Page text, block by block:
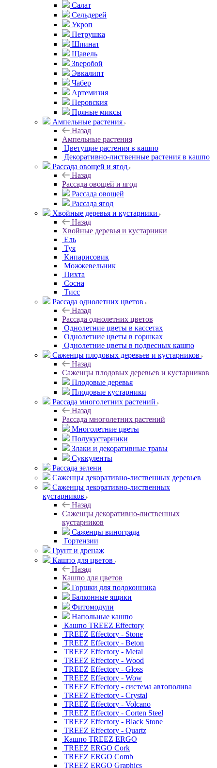
Салат
Сельдерей
Укроп
Петрушка
Шпинат
Щавель
Зверобой
Эвкалипт
Чабер
Артемизия
Перовския
Пряные миксы
Ампельные растения
Назад
Ампельные растения
Цветущие растения в кашпо
Декоративно-лиственные растения в кашпо
Рассада овощей и ягод
Назад
Рассада овощей и ягод
Рассада овощей
Рассада ягод
Хвойные деревья и кустарники
Назад
Хвойные деревья и кустарники
Ель
Туя
Кипарисовик
Можжевельник
Пихта
Сосна
Тисc
Рассада однолетних цветов
Назад
Рассада однолетних цветов
Однолетние цветы в кассетах
Однолетние цветы в горшках
Однолетние цветы в подвесных кашпо
Саженцы плодовых деревьев и кустарников
Назад
Саженцы плодовых деревьев и кустарников
Плодовые деревья
Плодовые кустарники
Рассада многолетних растений
Назад
Рассада многолетних растений
Многолетние цветы
Полукустарники
Злаки и декоративные травы
Суккуленты
Рассада зелени
Саженцы декоративно-лиственных деревьев
Саженцы декоративно-лиственных
кустарников
Назад
Саженцы декоративно-лиственных
кустарников
Саженцы винограда
Гортензии
Грунт и дренаж
Кашпо для цветов
Назад
Кашпо для цветов
Горшки для подоконника
Балконные ящики
Фитомодули
Напольные кашпо
Кашпо TREEZ Effectory
TREEZ Effectory - Stone
TREEZ Effectory - Beton
TREEZ Effectory - Metal
TREEZ Effectory - Wood
TREEZ Effectory - Gloss
TREEZ Effectory - Wow
TREEZ Effectory - система автополива
TREEZ Effectory - Crystal
TREEZ Effectory - Volcano
TREEZ Effectory - Corten Steel
TREEZ Effectory - Black Stone
TREEZ Effectory - Quartz
Кашпо TREEZ ERGO
TREEZ ERGO Cork
TREEZ ERGO Comb
TREEZ ERGO Graphics